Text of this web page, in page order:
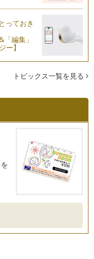
なっていく植物たち。
けケア
ち構えていたかのよう
ロマ
装いの方をみかける
ブでできること
春の到来を感じる頃で
も…
っておき
編集」
ー】
トピックス一覧を見る